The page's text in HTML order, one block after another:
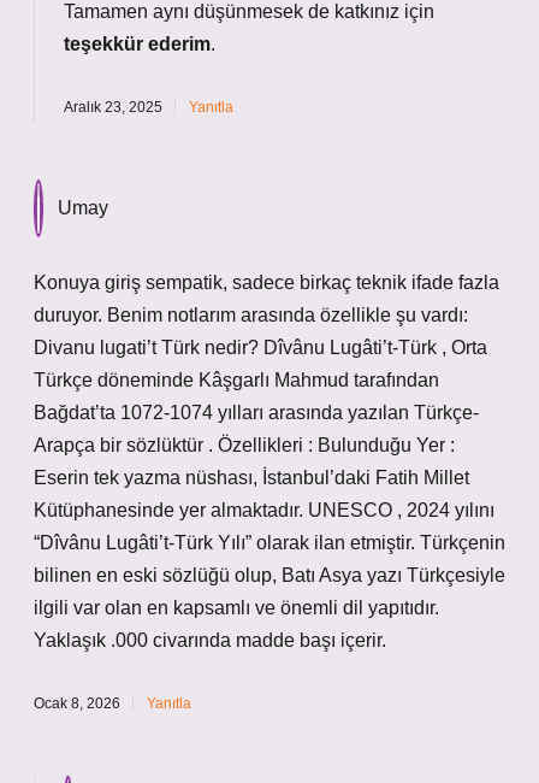
Tamamen aynı düşünmesek de katkınız için
teşekkür ederim.
Aralık 23, 2025 Yanıtla
Konuya giriş sempatik, sadece birkaç teknik ifade fazla
duruyor. Benim notlarım arasında özellikle şu vardı:
Divanu lugati’t Türk nedir? Dîvânu Lugâti’t-Türk , Orta
Türkçe döneminde Kâşgarlı Mahmud tarafından
Bağdat’ta 1072-1074 yılları arasında yazılan Türkçe-
Arapça bir sözlüktür . Özellikleri : Bulunduğu Yer :
Eserin tek yazma nüshası, İstanbul’daki Fatih Millet
Kütüphanesinde yer almaktadır. UNESCO , 2024 yılını
“Dîvânu Lugâti’t-Türk Yılı” olarak ilan etmiştir. Türkçenin
bilinen en eski sözlüğü olup, Batı Asya yazı Türkçesiyle
ilgili var olan en kapsamlı ve önemli dil yapıtıdır.
Yaklaşık .000 civarında madde başı içerir.
Ocak 8, 2026 Yanıtla